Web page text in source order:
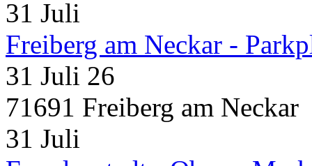
31 Juli
Freiberg am Neckar -
31 Juli 26
71691 Freiberg am Neckar
31 Juli